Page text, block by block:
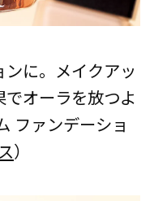
に。メイクアッ
オーラを放つよ
ファンデーショ
）